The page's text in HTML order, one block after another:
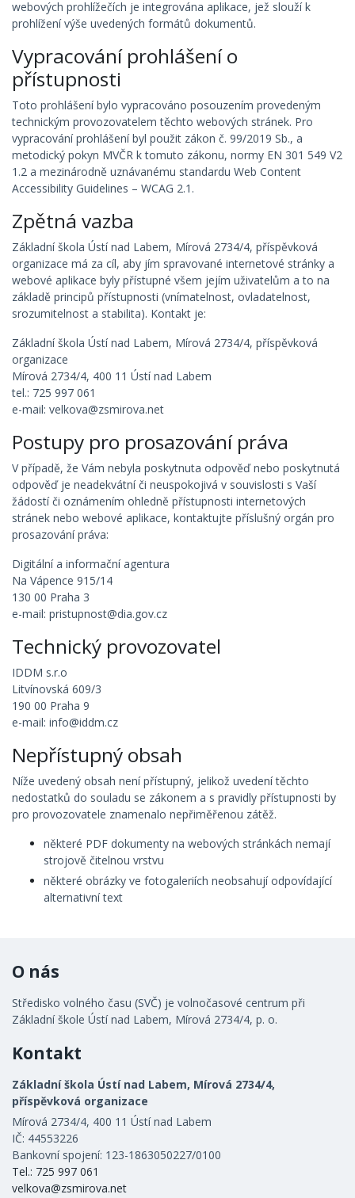
webových prohlížečích je integrována aplikace, jež slouží k
prohlížení výše uvedených formátů dokumentů.
Vypracování prohlášení o
přístupnosti
Toto prohlášení bylo vypracováno posouzením provedeným
technickým provozovatelem těchto webových stránek. Pro
vypracování prohlášení byl použit zákon č. 99/2019 Sb., a
metodický pokyn MVČR k tomuto zákonu, normy EN 301 549 V2
1.2 a mezinárodně uznávanému standardu Web Content
Accessibility Guidelines – WCAG 2.1.
Zpětná vazba
Základní škola Ústí nad Labem, Mírová 2734/4, příspěvková
organizace má za cíl, aby jím spravované internetové stránky a
webové aplikace byly přístupné všem jejím uživatelům a to na
základě principů přístupnosti (vnímatelnost, ovladatelnost,
srozumitelnost a stabilita). Kontakt je:
Základní škola Ústí nad Labem, Mírová 2734/4, příspěvková
organizace
Mírová 2734/4, 400 11 Ústí nad Labem
tel.: 725 997 061
e-mail: velkova@zsmirova.net
Postupy pro prosazování práva
V případě, že Vám nebyla poskytnuta odpověď nebo poskytnutá
odpověď je neadekvátní či neuspokojivá v souvislosti s Vaší
žádostí či oznámením ohledně přístupnosti internetových
stránek nebo webové aplikace, kontaktujte příslušný orgán pro
prosazování práva:
Digitální a informační agentura
Na Vápence 915/14
130 00 Praha 3
e-mail: pristupnost@dia.gov.cz
Technický provozovatel
IDDM s.r.o
Litvínovská 609/3
190 00 Praha 9
e-mail: info@iddm.cz
Nepřístupný obsah
Níže uvedený obsah není přístupný, jelikož uvedení těchto
nedostatků do souladu se zákonem a s pravidly přístupnosti by
pro provozovatele znamenalo nepřiměřenou zátěž.
některé PDF dokumenty na webových stránkách nemají
strojově čitelnou vrstvu
některé obrázky ve fotogaleriích neobsahují odpovídající
alternativní text
O nás
Středisko volného času (SVČ) je volnočasové centrum při
Základní škole Ústí nad Labem, Mírová 2734/4, p. o.
Kontakt
Základní škola Ústí nad Labem, Mírová 2734/4,
příspěvková organizace
Mírová 2734/4, 400 11 Ústí nad Labem
IČ: 44553226
Bankovní spojení: 123-1863050227/0100
Tel.: 725 997 061
velkova@zsmirova.net